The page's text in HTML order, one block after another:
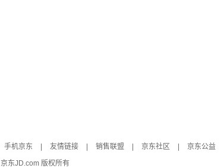
手机京东 友情链接 销售联盟 京东社区
京东公益
京东JD.com 版权所有